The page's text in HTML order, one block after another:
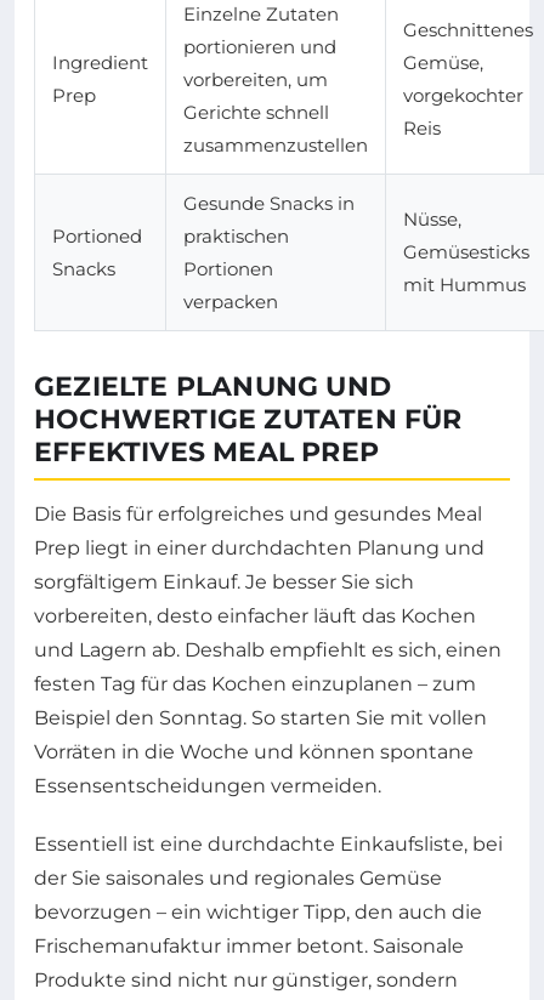
Ingredient
Prep
Einzelne Zutaten
portionieren und
vorbereiten, um
Gerichte schnell
zusammenzustellen
Geschnittenes
Gemüse,
vorgekochter
Reis
Portioned
Snacks
Gesunde Snacks in
praktischen
Portionen
verpacken
Nüsse,
Gemüsesticks
mit Hummus
GEZIELTE PLANUNG UND
HOCHWERTIGE ZUTATEN FÜR
EFFEKTIVES MEAL PREP
Die Basis für erfolgreiches und gesundes Meal
Prep liegt in einer durchdachten Planung und
sorgfältigem Einkauf. Je besser Sie sich
vorbereiten, desto einfacher läuft das Kochen
und Lagern ab. Deshalb empfiehlt es sich, einen
festen Tag für das Kochen einzuplanen – zum
Beispiel den Sonntag. So starten Sie mit vollen
Vorräten in die Woche und können spontane
Essensentscheidungen vermeiden.
Essentiell ist eine durchdachte Einkaufsliste, bei
der Sie saisonales und regionales Gemüse
bevorzugen – ein wichtiger Tipp, den auch die
Frischemanufaktur immer betont. Saisonale
Produkte sind nicht nur günstiger, sondern